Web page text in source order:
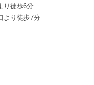
徒歩6分
り徒歩7分